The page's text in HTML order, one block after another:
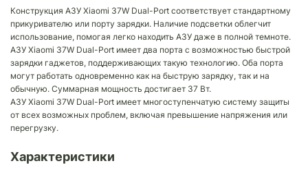
Конструкция АЗУ Xiaomi 37W Dual-Port соответствует стандартному
прикуривателю или порту зарядки. Наличие подсветки облегчит
использование, помогая легко находить АЗУ даже в полной темноте.
АЗУ Xiaomi 37W Dual-Port имеет два порта с возможностью быстрой
зарядки гаджетов, поддерживающих такую технологию. Оба порта
могут работать одновременно как на быструю зарядку, так и на
обычную. Суммарная мощность достигает 37 Вт.
АЗУ Xiaomi 37W Dual-Port имеет многоступенчатую систему защиты
от всех возможных проблем, включая превышение напряжения или
перегрузку.
Характеристики